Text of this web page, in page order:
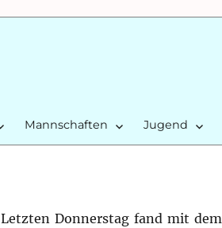
Mannschaften Jugend
Donnerstag fand mit